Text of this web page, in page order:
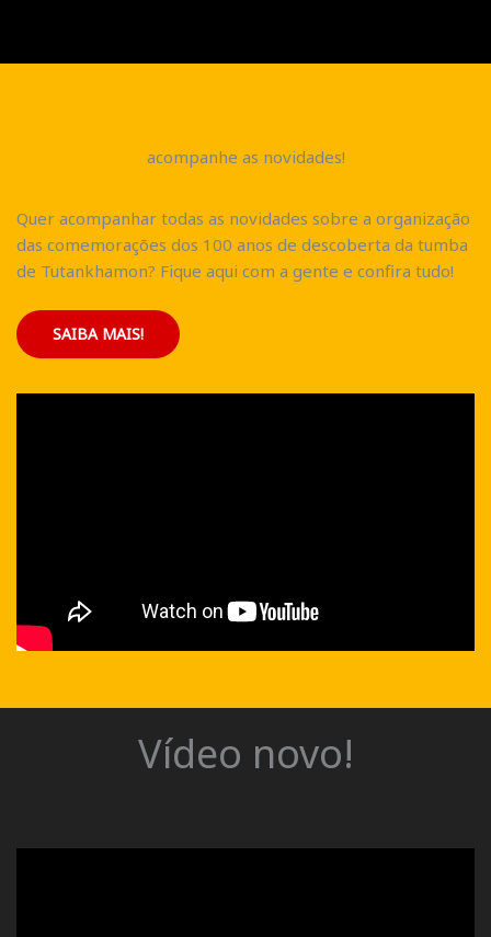
acompanhe as novidades!
Quer acompanhar todas as novidades sobre a organização
das comemorações dos 100 anos de descoberta da tumba
de Tutankhamon? Fique aqui com a gente e confira tudo!
SAIBA MAIS!
Vídeo novo!